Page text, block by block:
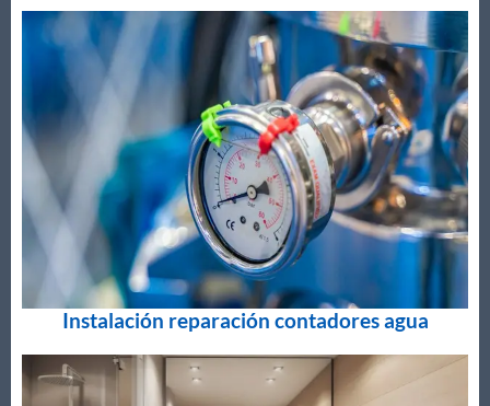
Instalación reparación contadores agua